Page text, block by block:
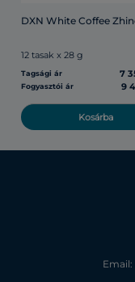
DXN White Coffee
12 tasak x 28 g
Tagsági ár 7
Fogyasztói ár 9
Kosárba